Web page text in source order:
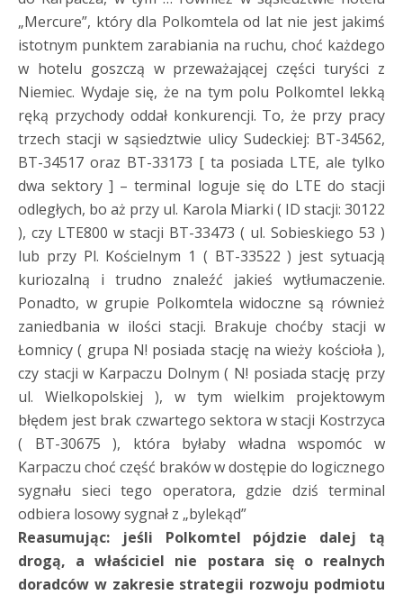
„Mercure”, który dla Polkomtela od lat nie jest jakimś
istotnym punktem zarabiania na ruchu, choć każdego
w hotelu goszczą w przeważającej części turyści z
Niemiec. Wydaje się, że na tym polu Polkomtel lekką
ręką przychody oddał konkurencji. To, że przy pracy
trzech stacji w sąsiedztwie ulicy Sudeckiej: BT-34562,
BT-34517 oraz BT-33173 [ ta posiada LTE, ale tylko
dwa sektory ] – terminal loguje się do LTE do stacji
odległych, bo aż przy ul. Karola Miarki ( ID stacji: 30122
), czy LTE800 w stacji BT-33473 ( ul. Sobieskiego 53 )
lub przy Pl. Kościelnym 1 ( BT-33522 ) jest sytuacją
kuriozalną i trudno znaleźć jakieś wytłumaczenie.
Ponadto, w grupie Polkomtela widoczne są również
zaniedbania w ilości stacji. Brakuje choćby stacji w
Łomnicy ( grupa N! posiada stację na wieży kościoła ),
czy stacji w Karpaczu Dolnym ( N! posiada stację przy
ul. Wielkopolskiej ), w tym wielkim projektowym
błędem jest brak czwartego sektora w stacji Kostrzyca
( BT-30675 ), która byłaby władna wspomóc w
Karpaczu choć część braków w dostępie do logicznego
sygnału sieci tego operatora, gdzie dziś terminal
odbiera losowy sygnał z „bylekąd”
Reasumując: jeśli Polkomtel pójdzie dalej tą
drogą, a właściciel nie postara się o realnych
doradców w zakresie strategii rozwoju podmiotu